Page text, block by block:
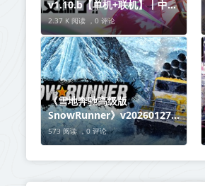
v1.10.b【单机+联机】丨中文
版网盘下载
2.37 K 阅读 ，0 评论
《雪地奔驰高级版
SnowRunner》v20260127-
全DLC+送修改器【单机+联
机】丨中文版网盘下载
573 阅读 ，0 评论